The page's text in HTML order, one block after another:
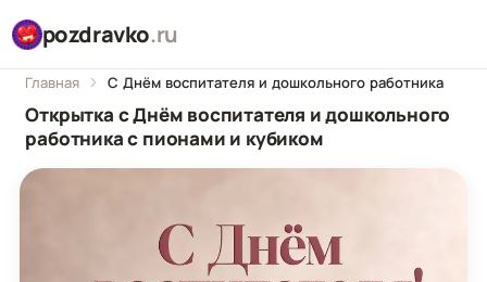
pozdravko.ru
Главная С Днём воспитателя и дошкольного работника
Открытка с Днём воспитателя и дошкольного
работника с пионами и кубиком